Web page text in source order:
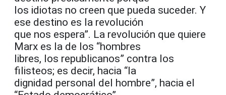
los idiotas no creen que pueda suceder. Y
ese destino es la revolución
que nos espera”. La revolución que quiere
Marx es la de los “hombres
libres, los republicanos” contra los
filisteos; es decir, hacia “la
dignidad personal del hombre”, hacia el